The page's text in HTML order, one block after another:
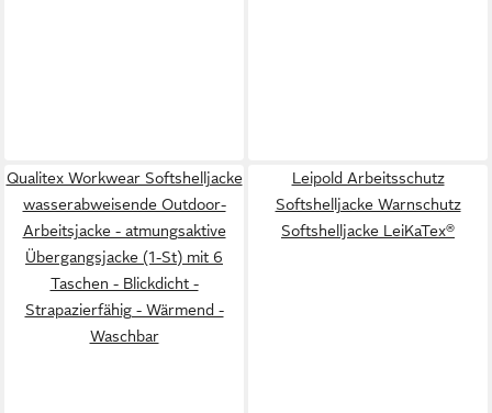
Qualitex Workwear Softshelljacke
wasserabweisende Outdoor-
Arbeitsjacke - atmungsaktive
Übergangsjacke (1-St) mit 6
Taschen - Blickdicht -
Strapazierfähig - Wärmend -
Waschbar
Leipold Arbeitsschutz
Softshelljacke Warnschutz
Softshelljacke LeiKaTex®